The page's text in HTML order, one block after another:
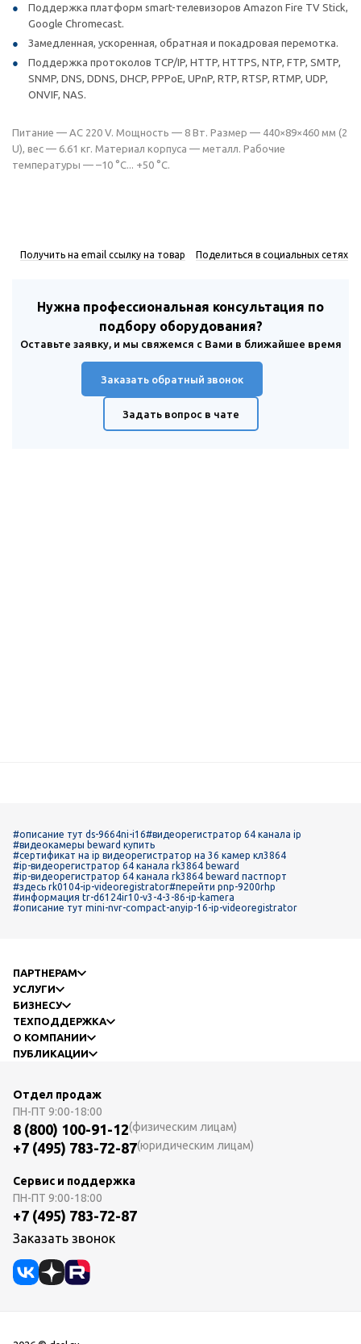
Поддержка платформ smart-телевизоров Amazon Fire TV Stick,
Google Chromecast.
Замедленная, ускоренная, обратная и покадровая перемотка.
Поддержка протоколов TCP/IP, HTTP, HTTPS, NTP, FTP, SMTP,
SNMP, DNS, DDNS, DHCP, PPPoE, UPnP, RTP, RTSP, RTMP, UDP,
ONVIF, NAS.
Питание — AC 220 V. Мощность — 8 Вт. Размер — 440×89×460 мм (2
U), вес — 6.61 кг. Материал корпуса — металл. Рабочие
температуры — –10 °C... +50 °C.
Получить на email ссылку на товар Поделиться в социальных сетях
Нужна профессиональная консультация по
подбору оборудования?
Оставьте заявку, и мы свяжемся с Вами в ближайшее время
Заказать обратный звонок
Задать вопрос в чате
#описание тут ds-9664ni-i16#видеорегистратор 64 канала ip
#видеокамеры beward купить
#сертификат на ip видеорегистратор на 36 камер кл3864
#ip-видеорегистратор 64 канала rk3864 beward
#ip-видеорегистратор 64 канала rk3864 beward пастпорт
#здесь rk0104-ip-videoregistrator#перейти pnp-9200rhp
#информация tr-d6124ir10-v3-4-3-86-ip-kamera
#описание тут mini-nvr-compact-anyip-16-ip-videoregistrator
ПАРТНЕРАМ
УСЛУГИ
БИЗНЕСУ
ТЕХПОДДЕРЖКА
О КОМПАНИИ
ПУБЛИКАЦИИ
Отдел продаж
ПН-ПТ 9:00-18:00
8 (800) 100-91-12(физическим лицам)
+7 (495) 783-72-87(юридическим лицам)
Сервис и поддержка
ПН-ПТ 9:00-18:00
+7 (495) 783-72-87
Заказать звонок